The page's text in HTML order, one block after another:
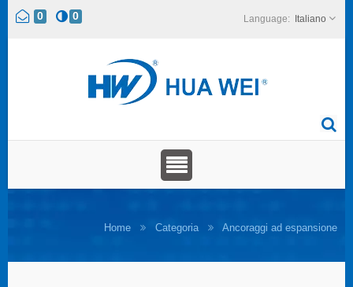
0 0 Italiano
Home Categoria Ancoraggi ad espansione